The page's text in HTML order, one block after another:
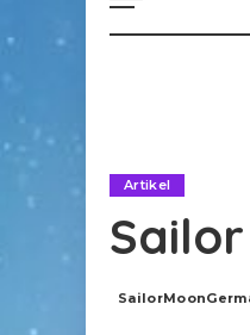
Artikel
Posted